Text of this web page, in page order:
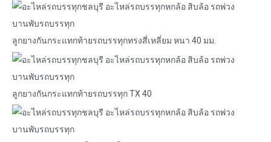
ลูกยางกันกระแทกท้ายรถบรรทุกทรงสี่เหลี่ยม หนา 40 มม.
ลูกยางกันกระแทกท้ายรถบรรทุก TX 40